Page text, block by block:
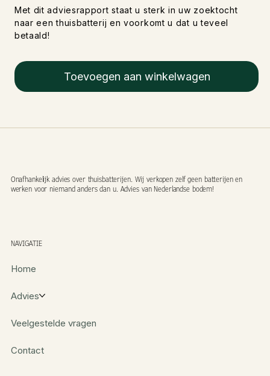
Met dit adviesrapport staat u sterk in uw zoektocht
naar een thuisbatterij en voorkomt u dat u teveel
betaald!
Toevoegen aan winkelwagen
NAVIGATIE
Onafhankelijk advies over thuisbatterijen. Wij verkopen zelf geen batterijen en
werken voor niemand anders dan u. Advies van Nederlandse bodem!
Home
Advies
Veelgestelde vragen
Contact